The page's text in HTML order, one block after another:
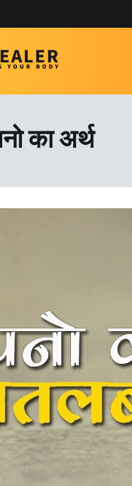
का अर्थ